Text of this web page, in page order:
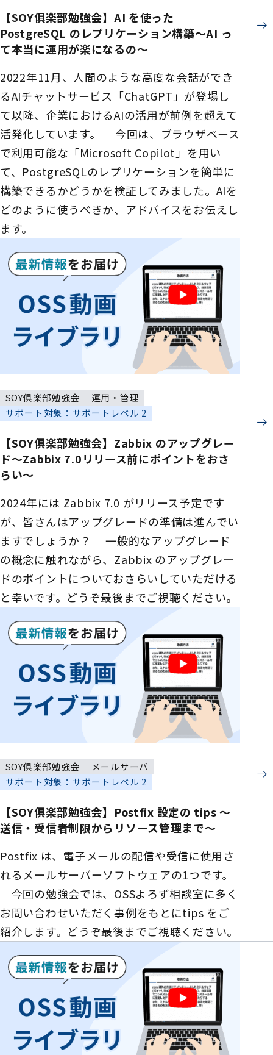
【SOY俱楽部勉強会】AI を使った
PostgreSQL のレプリケーション構築～AI っ
て本当に運用が楽になるの～
2022年11月、人間のような高度な会話ができ
るAIチャットサービス「ChatGPT」が登場し
て以降、企業におけるAIの活用が前例を超えて
活発化しています。 今回は、ブラウザベース
で利用可能な「Microsoft Copilot」を用い
て、PostgreSQLのレプリケーションを簡単に
構築できるかどうかを検証してみました。AIを
どのように使うべきか、アドバイスをお伝えし
ます。
SOY俱楽部勉強会
運用・管理
サポート対象：サポートレベル 2
【SOY俱楽部勉強会】Zabbix のアップグレー
ド～Zabbix 7.0リリース前にポイントをおさ
らい～
2024年には Zabbix 7.0 がリリース予定です
が、皆さんはアップグレードの準備は進んでい
ますでしょうか？ 一般的なアップグレード
の概念に触れながら、Zabbix のアップグレー
ドのポイントについておさらいしていただける
と幸いです。どうぞ最後までご視聴ください。
SOY俱楽部勉強会
メールサーバ
サポート対象：サポートレベル 2
【SOY俱楽部勉強会】Postfix 設定の tips ～
送信・受信者制限からリソース管理まで～
Postfix は、電子メールの配信や受信に使用さ
れるメールサーバーソフトウェアの1つです。
今回の勉強会では、OSSよろず相談室に多く
お問い合わせいただく事例をもとにtips をご
紹介します。どうぞ最後までご視聴ください。